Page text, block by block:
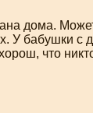
дома.
У бабушки
что